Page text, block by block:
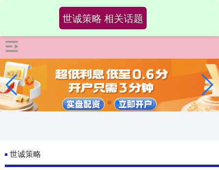
世诚策略
世诚策略 相关话题